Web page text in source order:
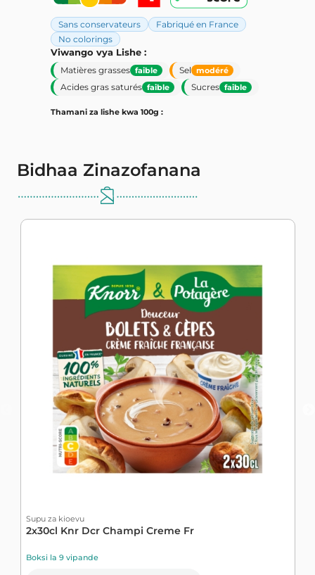
Sans conservateurs
Fabriqué en France
No colorings
Viwango vya Lishe :
Matières grasses faible Sel modéré
Acides gras saturés faible Sucres faible
Thamani za lishe kwa 100g :
Bidhaa Zinazofanana
Supu za kioevu
2x30cl Knr Dcr Champi Creme Fr
Boksi la 9 vipande